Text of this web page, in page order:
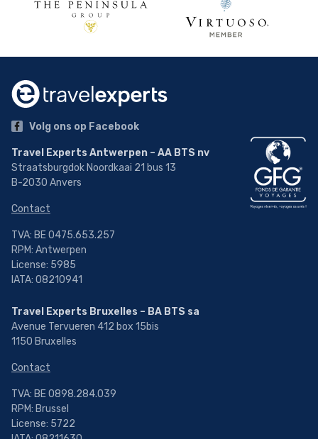
Volg ons op Facebook
Travel Experts Antwerpen – AA BTS nv
Straatsburgdok Noordkaai 21 bus 13
B-2030 Anvers
Contact
TVA: BE 0475.653.257
RPM: Antwerpen
License: 5985
IATA: 08210941
Travel Experts Bruxelles – BA BTS sa
Avenue Tervueren 412 box 15bis
1150 Bruxelles
Contact
TVA: BE 0898.284.039
RPM: Brussel
License: 5722